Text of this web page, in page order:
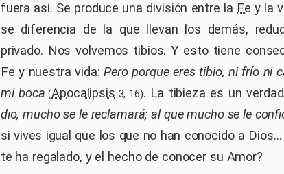
fuera así. Se produce una división entre la Fe y la
se diferencia de la que llevan los demás,
privado. Nos volvemos tibios. Y esto tiene
Fe y nuestra vida:Pero porque eres tibio, ni frío ni
mi boca (Apocalipsis 3, 16). La tibieza es un
dio, mucho se le reclamará; al que mucho se le
si vives igual que los que no han conocido a
te ha regalado, y el hecho de conocer su Amor?